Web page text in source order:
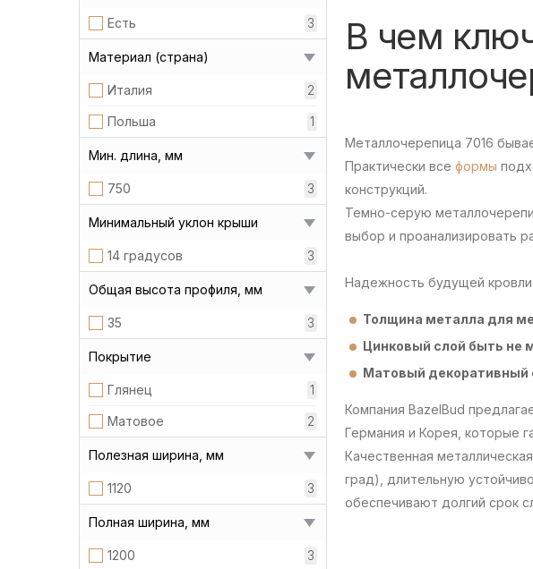
Есть 3
Материал (страна)
Италия 2
Польша 1
Мин. длина, мм
750 3
Минимальный уклон крыши
14 градусов 3
Общая высота профиля, мм
35 3
Покрытие
Глянец 1
Матовое 2
Полезная ширина, мм
1120 3
Полная ширина, мм
1200 3
В чем
Металлочерепица 7016
Практически все формы
конструкций.
Темно-серую
выбор и проанализировать
Надежность будущей
Толщина металла для
Цинковый слой быть не
Матовый декоративный
Компания BazelBud
Германия и Корея, которые
Качественная
град), длительную
обеспечивают долгий срок